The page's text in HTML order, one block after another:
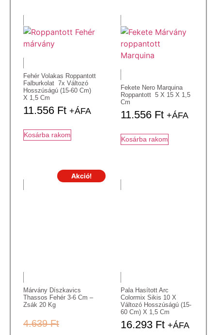
Fehér Volakas Roppantott
Falburkolat 7x Változó
Hosszúságú (15-60 Cm)
X 1,5 Cm
11.556 Ft +ÁFA
Kosárba rakom
Fekete Nero Marquina
Roppantott 5 X 15 X 1,5
Cm
11.556 Ft +ÁFA
Kosárba rakom
Akció!
Márvány Díszkavics
Thassos Fehér 3-6 Cm –
Zsák 20 Kg
4.639Ft
Pala Hasított Arc
Colormix Sikis 10 X
Változó Hosszúságú (15-
60 Cm) X 1,5 Cm
16.293 Ft +ÁFA